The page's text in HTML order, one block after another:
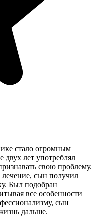
стало огромным
лет употреблял
свою проблему.
сын получил
Был подобран
все особенности
сын
дальше.